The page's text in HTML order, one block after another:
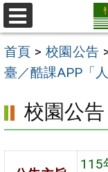
跳
至
主
要
區
選
單
首頁 > 校園公告
臺／酷課APP「
校園公告
115